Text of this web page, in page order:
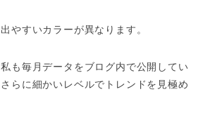
やすいカラーが異なります。
も毎月データをブログ内で公開してい
らに細かいレベルでトレンドを見極め